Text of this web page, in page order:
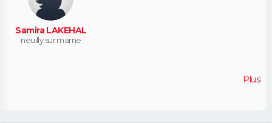
Samira LAKEHAL
neuilly sur marne
Plus